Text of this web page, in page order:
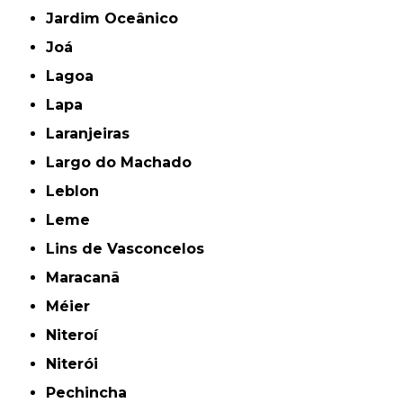
Jardim Oceânico
Joá
Lagoa
Lapa
Laranjeiras
Largo do Machado
Leblon
Leme
Lins de Vasconcelos
Maracanã
Méier
Niteroí
Niterói
Pechincha